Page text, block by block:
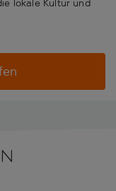
lokale Kultur und